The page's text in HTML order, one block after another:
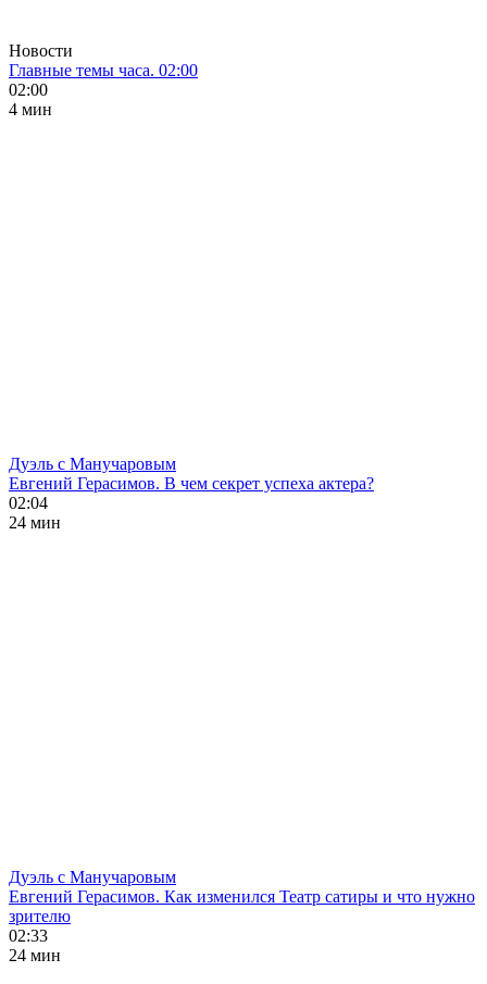
Новости
Главные темы часа. 02:00
02:00
4 мин
Дуэль с Манучаровым
Евгений Герасимов. В чем секрет успеха актера?
02:04
24 мин
Дуэль с Манучаровым
Евгений Герасимов. Как изменился Театр сатиры и что нужно
зрителю
02:33
24 мин